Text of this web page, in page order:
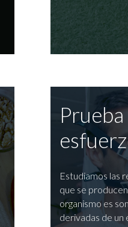
Estudiamos las
que se
organismo es
derivadas de un